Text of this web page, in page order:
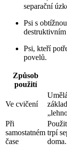
separační
Psi s
Psi, kteří
povelů.
Způsob
použití
Ve cvičení
Při
samostatném
čase
trpí
doma.